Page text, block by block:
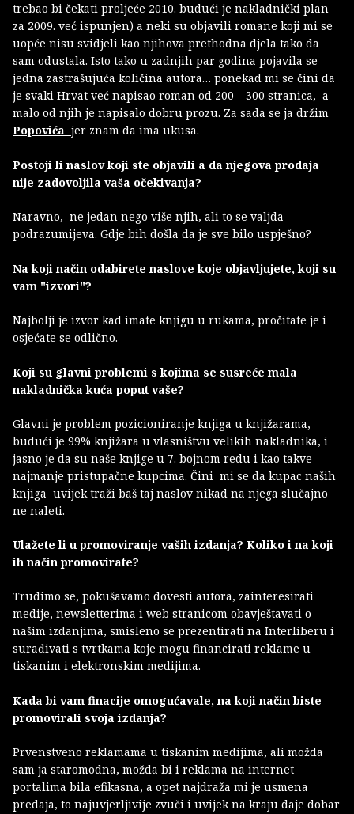
trebao bi čekati proljeće 2010. budući je nakladnički plan
za 2009. već ispunjen) a neki su objavili romane koji mi se
uopće nisu svidjeli kao njihova prethodna djela tako da
sam odustala. Isto tako u zadnjih par godina pojavila se
jedna zastrašujuća količina autora… ponekad mi se čini da
je svaki Hrvat već napisao roman od 200 – 300 stranica, a
malo od njih je napisalo dobru prozu. Za sada se ja držim
Popovića jer znam da ima ukusa.
Postoji li naslov koji ste objavili a da njegova prodaja
nije zadovoljila vaša očekivanja?
Naravno, ne jedan nego više njih, ali to se valjda
podrazumijeva. Gdje bih došla da je sve bilo uspješno?
Na koji način odabirete naslove koje objavljujete, koji su
vam "izvori"?
Najbolji je izvor kad imate knjigu u rukama, pročitate je i
osjećate se odlično.
Koji su glavni problemi s kojima se susreće mala
nakladnička kuća poput vaše?
Glavni je problem pozicioniranje knjiga u knjižarama,
budući je 99% knjižara u vlasništvu velikih nakladnika, i
jasno je da su naše knjige u 7. bojnom redu i kao takve
najmanje pristupačne kupcima. Čini mi se da kupac naših
knjiga uvijek traži baš taj naslov nikad na njega slučajno
ne naleti.
Ulažete li u promoviranje vaših izdanja? Koliko i na koji
ih način promovirate?
Trudimo se, pokušavamo dovesti autora, zainteresirati
medije, newsletterima i web stranicom obavještavati o
našim izdanjima, smisleno se prezentirati na Interliberu i
surađivati s tvrtkama koje mogu financirati reklame u
tiskanim i elektronskim medijima.
Kada bi vam finacije omogućavale, na koji način biste
promovirali svoja izdanja?
Prvenstveno reklamama u tiskanim medijima, ali možda
sam ja staromodna, možda bi i reklama na internet
portalima bila efikasna, a opet najdraža mi je usmena
predaja, to najuvjerljivije zvuči i uvijek na kraju daje dobar